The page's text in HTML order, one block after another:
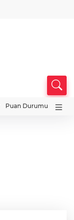
Puan Durumu